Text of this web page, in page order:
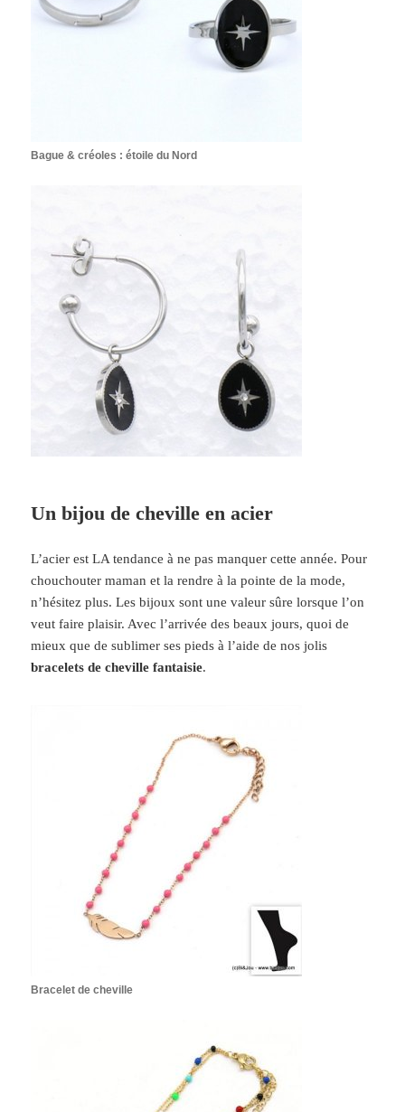
Bague & créoles : étoile du Nord
Un bijou de cheville en acier
L’acier est LA tendance à ne pas manquer cette année. Pour
chouchouter maman et la rendre à la pointe de la mode,
n’hésitez plus. Les bijoux sont une valeur sûre lorsque l’on
veut faire plaisir. Avec l’arrivée des beaux jours, quoi de
mieux que de sublimer ses pieds à l’aide de nos jolis
bracelets de cheville fantaisie.
Bracelet de cheville